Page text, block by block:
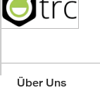
Über Uns